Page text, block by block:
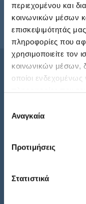
περιεχομένου και
κοινωνικών μέσων
επισκεψιμότητάς
πληροφορίες που
χρησιμοποιείτε τον
κοινωνικών μέσων,
οποίοι
των υπηρεσιών τους.
συγκατάθεσης
Αναγκαία
Προτιμήσεις
Στατιστικά
Sitemap
Η ECG
Προϊόντα
Συχνές Ερωτήσεις
ECG